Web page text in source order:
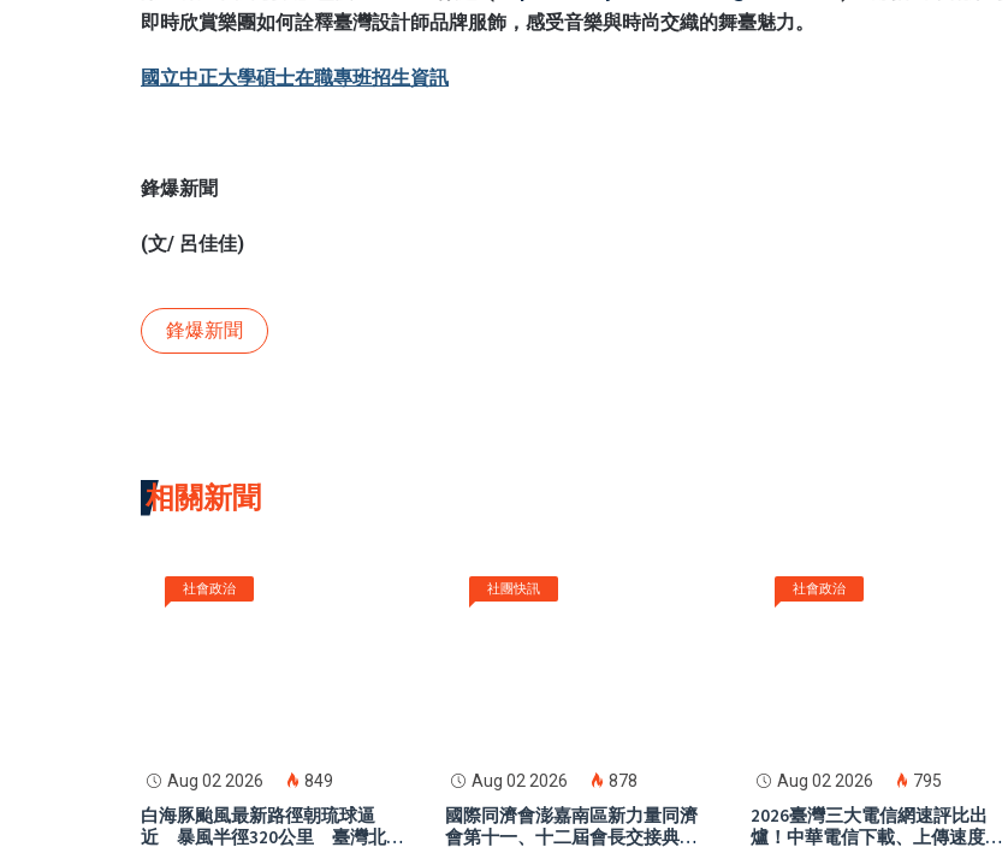
即時欣賞樂團如何詮釋臺灣設計師品牌服飾，感受音樂與時尚交織的舞臺魅力。
國立中正大學碩士在職專班招生資訊
鋒爆新聞
(文/ 呂佳佳)
鋒爆新聞
相關新聞
社會政治
Aug 02 2026 849
白海豚颱風最新路徑朝琉球逼
近 暴風半徑320公里 臺灣北部
社團快訊
Aug 02 2026 878
國際同濟會澎嘉南區新力量同濟
會第十一、十二屆會長交接典禮
社會政治
Aug 02 2026 795
2026臺灣三大電信網速評比出
爐！中華電信下載、上傳速度奪